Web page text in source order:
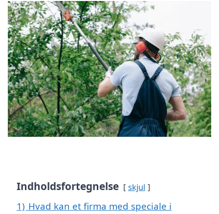
Indholdsfortegnelse skjul
1) Hvad kan et firma med speciale i